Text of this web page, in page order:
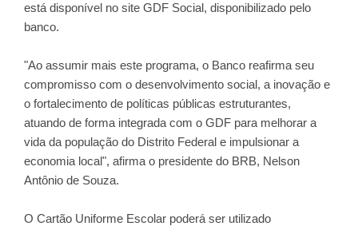
está disponível no site GDF Social, disponibilizado pelo
banco.
"Ao assumir mais este programa, o Banco reafirma seu
compromisso com o desenvolvimento social, a inovação e
o fortalecimento de políticas públicas estruturantes,
atuando de forma integrada com o GDF para melhorar a
vida da população do Distrito Federal e impulsionar a
economia local", afirma o presidente do BRB, Nelson
Antônio de Souza.
O Cartão Uniforme Escolar poderá ser utilizado